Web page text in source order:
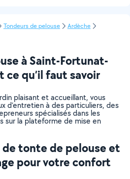
Tondeurs de pelouse
Ardèche
à Saint-Fortunat-
ce qu’il faut savoir
plaisant et accueillant, vous
d’entretien à des particuliers, des
spécialisés dans les
sur la plateforme de mise en
tonte de pelouse et
pour votre confort